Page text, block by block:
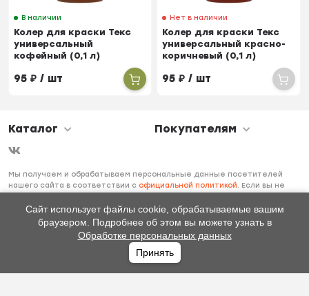
Избранное
В наличии
Колер для краски Текс
универсальный
кофейный (0,1 л)
95₽ / шт
Нет в наличии
Колер для краски Текс
универсальный красно-
коричневый (0,1 л)
95₽ / шт
Каталог Покупателям
Мы получаем и обрабатываем персональные данные посетителей
нашего сайта в соответствии с официальной политикой. Если вы не
необходимо покинуть наш сайт.
Сайт использует файлы cookie, обрабатываемые вашим
браузером. Подробнее об этом вы можете узнать в
Обработке персональных данных
Принять